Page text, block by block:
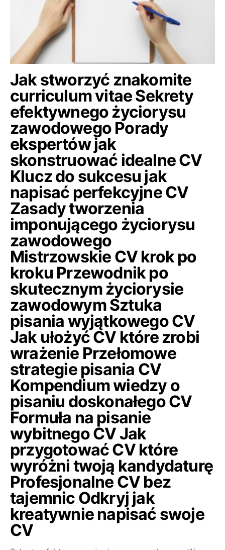
Jak stworzyć znakomite
curriculum vitae Sekrety
efektywnego życiorysu
zawodowego Porady
ekspertów jak
skonstruować idealne CV
Klucz do sukcesu jak
napisać perfekcyjne CV
Zasady tworzenia
imponującego życiorysu
zawodowego
Mistrzowskie CV krok po
kroku Przewodnik po
skutecznym życiorysie
zawodowym Sztuka
pisania wyjątkowego CV
Jak ułożyć CV które zrobi
wrażenie Przełomowe
strategie pisania CV
Kompendium wiedzy o
pisaniu doskonałego CV
Formuła na pisanie
wybitnego CV Jak
przygotować CV które
wyróżni twoją kandydaturę
Profesjonalne CV bez
tajemnic Odkryj jak
kreatywnie napisać swoje
CV